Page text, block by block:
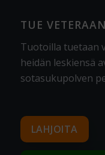
TUE
Tuotoilla tuetaan
heidän leskiensä
sotasukupolven
LAHJOITA